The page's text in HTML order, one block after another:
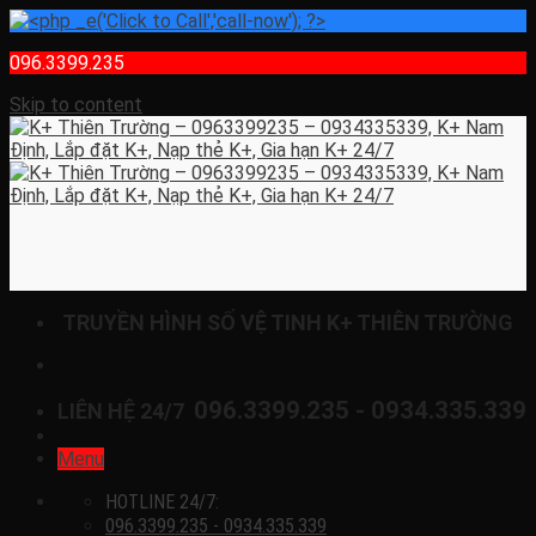
096.3399.235
Skip to content
TRUYỀN HÌNH SỐ VỆ TINH K+ THIÊN TRƯỜNG
LIÊN HỆ 24/7 096.3399.235 - 0934.335.339
Menu
HOTLINE 24/7:
096.3399.235 - 0934.335.339